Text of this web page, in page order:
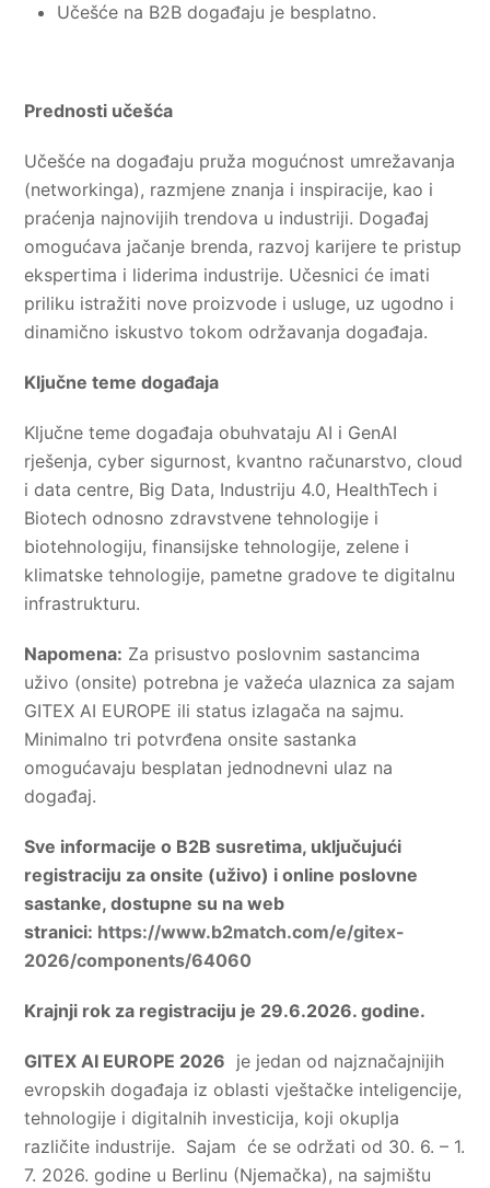
Učešće na B2B događaju je besplatno.
Prednosti učešća
Učešće na događaju pruža mogućnost umrežavanja
(networkinga), razmjene znanja i inspiracije, kao i
praćenja najnovijih trendova u industriji. Događaj
omogućava jačanje brenda, razvoj karijere te pristup
ekspertima i liderima industrije. Učesnici će imati
priliku istražiti nove proizvode i usluge, uz ugodno i
dinamično iskustvo tokom održavanja događaja.
Ključne teme događaja
Ključne teme događaja obuhvataju AI i GenAI
rješenja, cyber sigurnost, kvantno računarstvo, cloud
i data centre, Big Data, Industriju 4.0, HealthTech i
Biotech odnosno zdravstvene tehnologije i
biotehnologiju, finansijske tehnologije, zelene i
klimatske tehnologije, pametne gradove te digitalnu
infrastrukturu.
Napomena: Za prisustvo poslovnim sastancima
uživo (onsite) potrebna je važeća ulaznica za sajam
GITEX AI EUROPE ili status izlagača na sajmu.
Minimalno tri potvrđena onsite sastanka
omogućavaju besplatan jednodnevni ulaz na
događaj.
Sve informacije o B2B susretima, uključujući
registraciju za onsite (uživo) i online poslovne
sastanke, dostupne su na web
stranici: https://www.b2match.com/e/gitex-
2026/components/64060
Krajnji rok za registraciju je 29.6.2026. godine.
GITEX AI EUROPE 2026 je jedan od najznačajnijih
evropskih događaja iz oblasti vještačke inteligencije,
tehnologije i digitalnih investicija, koji okuplja
različite industrije. Sajam će se održati od 30. 6. – 1.
7. 2026. godine u Berlinu (Njemačka), na sajmištu